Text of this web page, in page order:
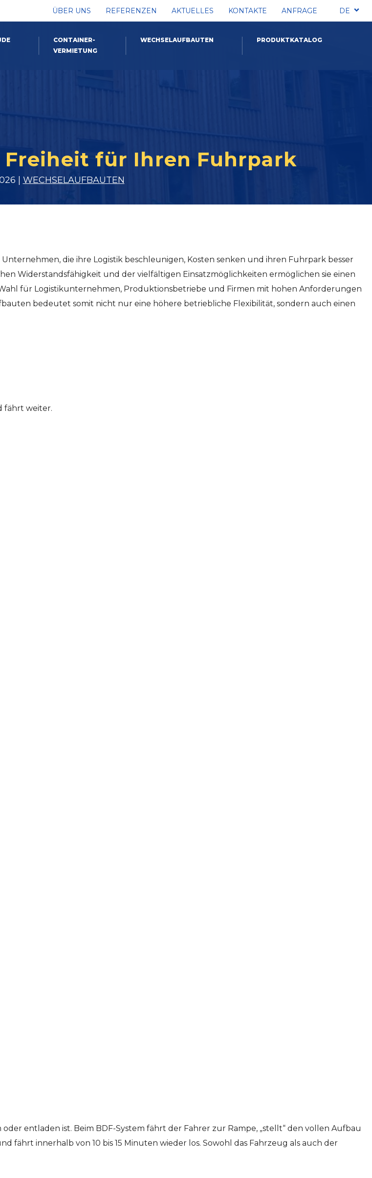
ÜBER UNS REFERENZEN AKTUELLES KONTAKTE ANFRAGE DE
CONTAINER-
VERMIETUNG
WECHSELAUFBAUTEN PRODUKTKATALOG
für Ihren Fuhrpark
| WECHSELAUFBAUTEN
die ihre Logistik beschleunigen, Kosten senken und ihren Fuhrpark besser
Widerstandsfähigkeit und der vielfältigen Einsatzmöglichkeiten ermöglichen sie einen
für Logistikunternehmen, Produktionsbetriebe und Firmen mit hohen Anforderungen
bedeutet somit nicht nur eine höhere betriebliche Flexibilität, sondern auch einen
fährt weiter.
entladen ist. Beim BDF-System fährt der Fahrer zur Rampe, „stellt“ den vollen Aufbau
innerhalb von 10 bis 15 Minuten wieder los. Sowohl das Fahrzeug als auch der